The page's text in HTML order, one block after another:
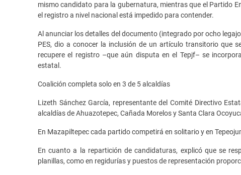
mismo candidato para la gubernatura, mientras que el Partido
el registro a nivel nacional está impedido para contender.
Al anunciar los detalles del documento (integrado por ocho
PES, dio a conocer la inclusión de un artículo transitorio que
recupere el registro –que aún disputa en el Tepjf– se
estatal.
Coalición completa solo en 3 de 5 alcaldías
Lizeth Sánchez García, representante del Comité Directivo
alcaldías de Ahuazotepec, Cañada Morelos y Santa Clara
En Mazapiltepec cada partido competirá en solitario y en
En cuanto a la repartición de candidaturas, explicó que se
planillas, como en regidurías y puestos de representación